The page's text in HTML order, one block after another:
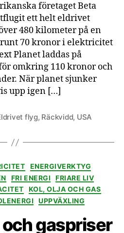
företaget Beta
ett helt eldrivet
480 kilometer på en
70 kronor i elektricitet
Planet laddas på
omkring 110 kronor och
När planet sjunker
upp igen […]
flyg, Räckvidd, USA
Kategorier
ENERGIVERKTYG
FRI ENERGI
FRIARE LIV
KOL, OLJA OCH GAS
UPPVÄXLING
gaspriser